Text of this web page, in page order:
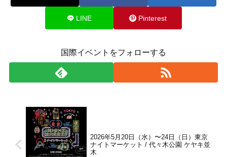
LINE Pinterest
国際イベントをフォローする
2026年5月20日（水）〜24日（日）東京
ナイトマーケット / 代々木公園 ケヤキ並
木